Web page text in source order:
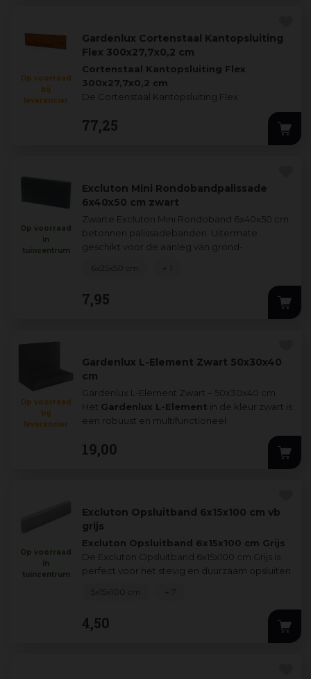
Gardenlux Cortenstaal Kantopsluiting
Flex 300x27,7x0,2 cm
Cortenstaal Kantopsluiting Flex
300x27,7x0,2 cm
De Cortenstaal Kantopsluiting Flex
300x27,7x0,2 cm is een stijlvolle en duurzame
oplossing voo
Op voorraad
bij
leverancier
77,25
Excluton Mini Rondobandpalissade
6x40x50 cm zwart
Zwarte Excluton Mini Rondoband 6x40x50 cm
betonnen palissadebanden. Uitermate
geschikt voor de aanleg van grond-
bloembakken waar ...
Op voorraad
in
tuincentrum
7,95
6x25x50 cm + 1
Gardenlux L-Element Zwart 50x30x40
cm
Gardenlux L-Element Zwart – 50x30x40 cm
Het Gardenlux L-Element in de kleur zwart is
een robuust en multifunctioneel
Op voorraad
bij
leverancier
19,00
Excluton Opsluitband 6x15x100 cm vb
grijs
Excluton Opsluitband 6x15x100 cm Grijs
De Excluton Opsluitband 6x15x100 cm Grijs is
perfect voor het stevig en duurzaam opsluiten
Op voorraad
in
tuincentrum
4,50
5x15x100 cm + 7